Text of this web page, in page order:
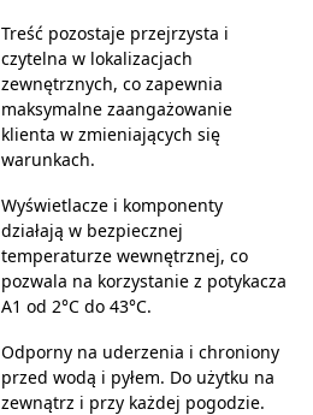
Treść pozostaje przejrzysta i
czytelna w lokalizacjach
zewnętrznych, co zapewnia
maksymalne zaangażowanie
klienta w zmieniających się
warunkach.
Wyświetlacze i komponenty
działają w bezpiecznej
temperaturze wewnętrznej, co
pozwala na korzystanie z potykacza
A1 od 2°C do 43°C.
Odporny na uderzenia i chroniony
przed wodą i pyłem. Do użytku na
zewnątrz i przy każdej pogodzie.